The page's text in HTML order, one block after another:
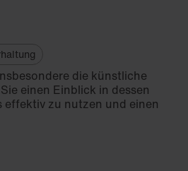
die künstliche
einen Einblick in dessen
effektiv zu nutzen und einen